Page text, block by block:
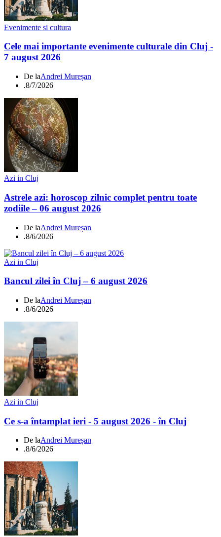
Evenimente si cultura
Cele mai importante evenimente culturale din Cluj -
7 august 2026
De laAndrei Mureșan
.8/7/2026
Azi in Cluj
Astrele azi: horoscop zilnic complet pentru toate
zodiile – 06 august 2026
De laAndrei Mureșan
.8/6/2026
Azi in Cluj
Bancul zilei în Cluj – 6 august 2026
De laAndrei Mureșan
.8/6/2026
Azi in Cluj
Ce s-a întamplat ieri - 5 august 2026 - în Cluj
De laAndrei Mureșan
.8/6/2026